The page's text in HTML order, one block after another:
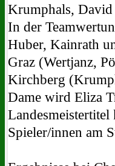
Krumphals, David
In der
Huber, Kainrath
Graz (Wertjanz,
Kirchberg
Dame wird Eliza
Spieler/innen am